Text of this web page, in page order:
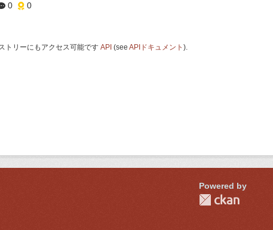
0 0
トリーにもアクセス可能です API (see APIドキュメント ).
Powered by